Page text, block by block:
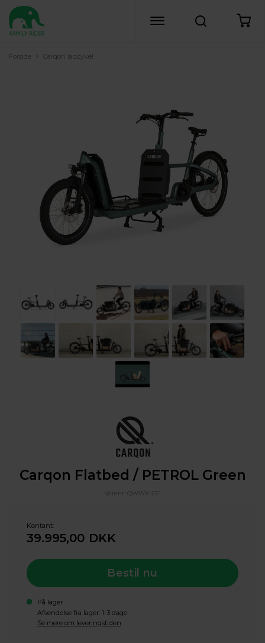
Forside › Carqon ladcykel
Carqon Flatbed / PETROL Green
Varenr: QWWX-221
Kontant:
39.995,00 DKK
Bestil nu
På lager
Afsendelse fra lager: 1-3 dage
Se mere om leveringstiden